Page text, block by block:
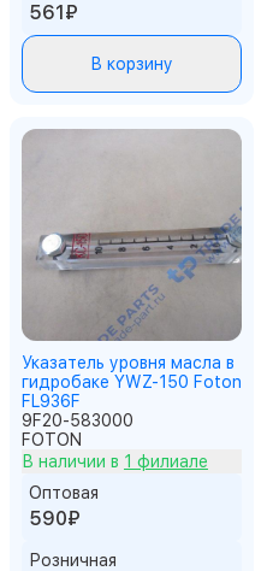
561₽
В корзину
Указатель уровня масла в
гидробаке YWZ-150 Foton
FL936F
9F20-583000
FOTON
В наличии в 1 филиале
Оптовая
590₽
Розничная